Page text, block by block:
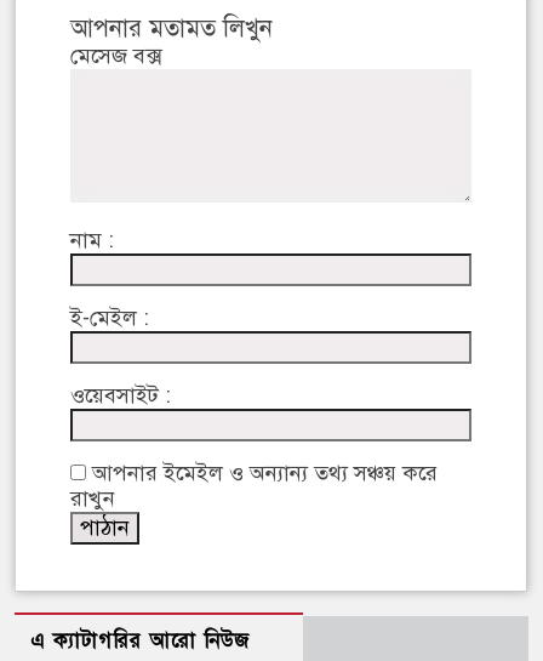
আপনার মতামত লিখুন
মেসেজ বক্স
নাম :
ই-মেইল :
ওয়েবসাইট :
আপনার ইমেইল ও অন্যান্য তথ্য সঞ্চয় করে
রাখুন
এ ক্যাটাগরির আরো নিউজ